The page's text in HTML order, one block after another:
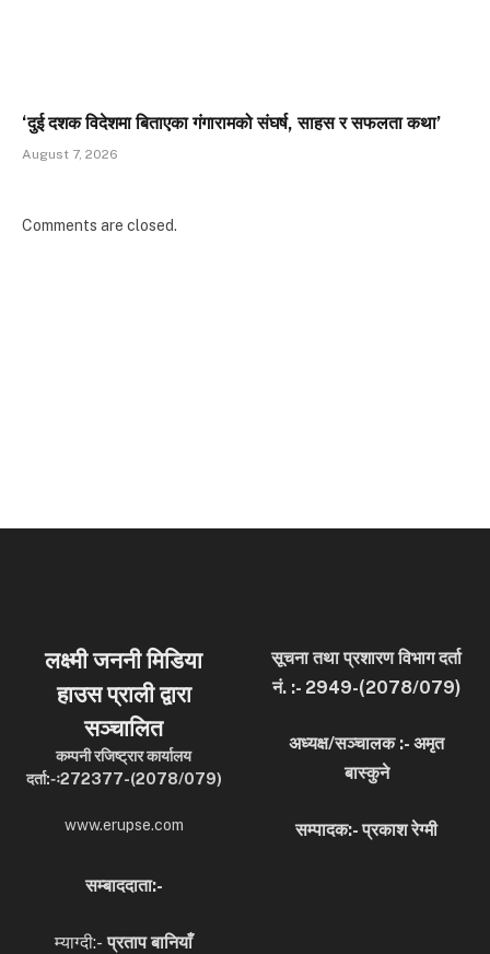
‘दुई दशक विदेशमा बिताएका गंगारामको संघर्ष, साहस र सफलता कथा’
August 7, 2026
Comments are closed.
लक्ष्मी जननी मिडिया
हाउस प्राली द्वारा
सञ्चालित
कम्पनी रजिष्ट्रार कार्यालय
दर्ता:-ः272377-(2078/079)
www.erupse.com
सूचना तथा प्रशारण विभाग दर्ता
नं. :- 2949-(2078/079)
अध्यक्ष/सञ्चालक :- अमृत
बास्कुने
सम्पादक:- प्रकाश रेग्मी
सम्बाददाता:-
म्याग्दी:-प्रताप बानियाँ